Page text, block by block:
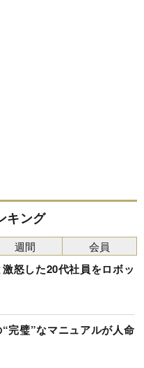
キング
怒した20代社員をロボッ
完璧”なマニュアルが人命
週間 会員